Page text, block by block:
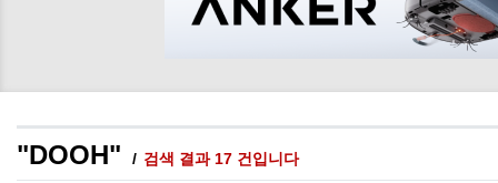
"DOOH" 검색 결과 17 건입니다